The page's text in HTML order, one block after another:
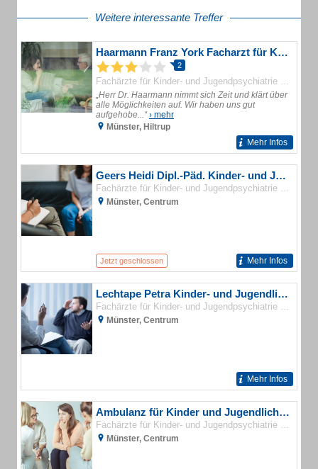
Weitere interessante Treffer
Haarmann Franz York Facharzt für Kinder- Jugendpsychiatrie und -psychotherapie
2
Fachärzte für Kinder- und Jugendpsychiatrie und -psychotherapie
„Herr Dr. Haarmann nimmt sich Zeit und klärt über
alle Möglichkeiten auf. Wir haben uns gut
aufgehobe...“› mehr
Münster, Hiltrup
Mehr Infos
Geers Heidi Dipl.-Päd. Kinder- und Jugendlichenpsychotherapeutin
Fachärzte für Kinder- und Jugendpsychiatrie und -psychotherapie
Münster, Centrum
Jetzt geschlossen Mehr Infos
Lechtape Petra Kinder- und Jugendlichenpsychotherapeutin
Fachärzte für Kinder- und Jugendpsychiatrie und -psychotherapie
Münster, Centrum
Mehr Infos
Ambulanz für Kinder und Jugendlichenpsychotherapie
Fachärzte für Kinder- und Jugendpsychiatrie und -psychotherapie
Münster, Centrum